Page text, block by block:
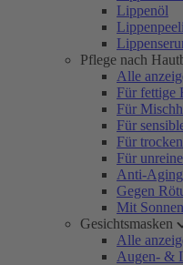
Lippenöl
Pflege nach
Alle
Für fettige
Für
Für
Für
Für
Anti-
Gegen
Mit
Gesichtsmasken
Alle
Augen- &